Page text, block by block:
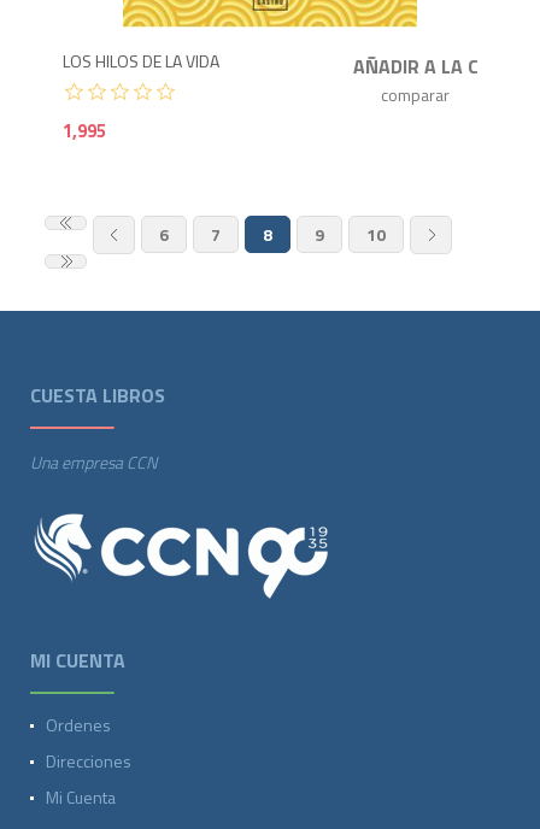
LOS HILOS DE LA VIDA
1,995
6 7 8 9 10
CUESTA LIBROS
Una empresa CCN
MI CUENTA
Ordenes
Direcciones
Mi Cuenta